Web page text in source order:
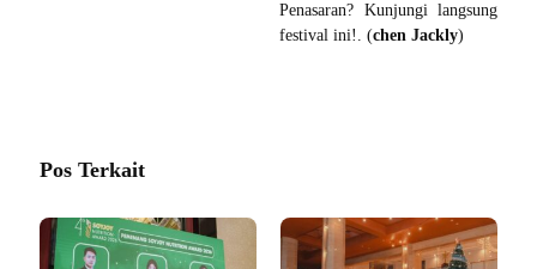
Penasaran? Kunjungi langsung
festival ini!. (chen Jackly)
Pos Terkait